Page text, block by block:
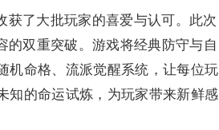
获了大批玩家的喜爱与认可。此次
的双重突破。游戏将经典防守与自
机命格、流派觉醒系统，让每位玩
知的命运试炼，为玩家带来新鲜感